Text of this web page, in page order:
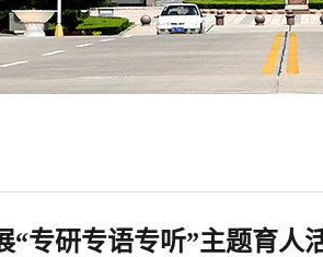
“专研专语专听”主题育人